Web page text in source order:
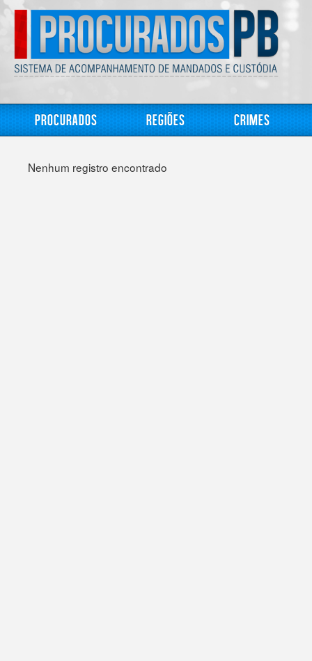
Procurados Regiões Crimes
Nenhum registro encontrado